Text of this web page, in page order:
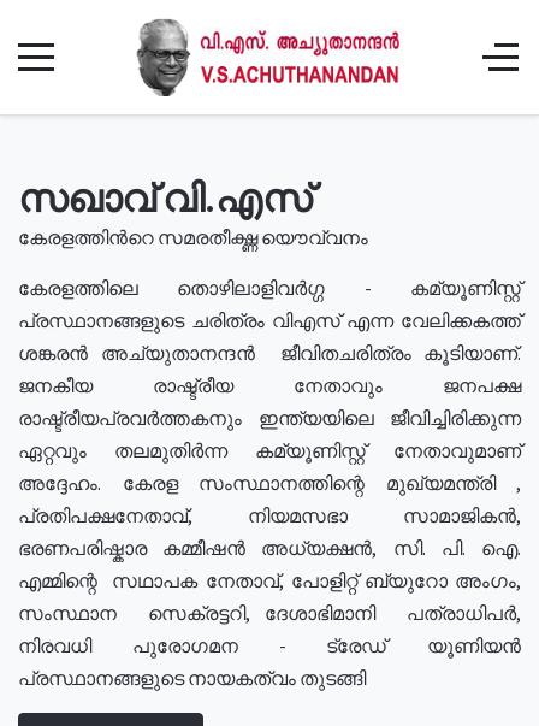
സഖാവ് വി.എസ്
കേരളത്തിൻറെ സമരതീക്ഷ്ണ യൌവ്വനം
കേരളത്തിലെ തൊഴിലാളിവർഗ്ഗ - കമ്യൂണിസ്റ്റ്
പ്രസ്ഥാനങ്ങളുടെ ചരിത്രം വിഎസ് എന്ന വേലിക്കകത്ത്
ശങ്കരൻ അച്യുതാനന്ദൻ ജീവിതചരിത്രം കൂടിയാണ്.
ജനകീയ രാഷ്ട്രീയ നേതാവും ജനപക്ഷ
രാഷ്ട്രീയപ്രവർത്തകനും ഇന്ത്യയിലെ ജീവിച്ചിരിക്കുന്ന
ഏറ്റവും തലമുതിർന്ന കമ്യൂണിസ്റ്റ് നേതാവുമാണ്
അദ്ദേഹം. കേരള സംസ്ഥാനത്തിന്റെ മുഖ്യമന്ത്രി ,
പ്രതിപക്ഷനേതാവ്, നിയമസഭാ സാമാജികൻ,
ഭരണപരിഷ്കാര കമ്മീഷൻ അധ്യക്ഷൻ, സി. പി. ഐ.
എമ്മിന്റെ സഥാപക നേതാവ്, പോളിറ്റ് ബ്യുറോ അംഗം,
സംസ്ഥാന സെക്രട്ടറി, ദേശാഭിമാനി പത്രാധിപർ,
നിരവധി പുരോഗമന - ട്രേഡ് യൂണിയൻ
പ്രസ്ഥാനങ്ങളുടെ നായകത്വം തുടങ്ങി